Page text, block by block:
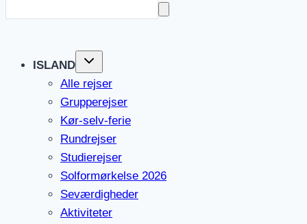
ISLAND
Alle rejser
Grupperejser
Kør-selv-ferie
Rundrejser
Studierejser
Solformørkelse 2026
Seværdigheder
Aktiviteter